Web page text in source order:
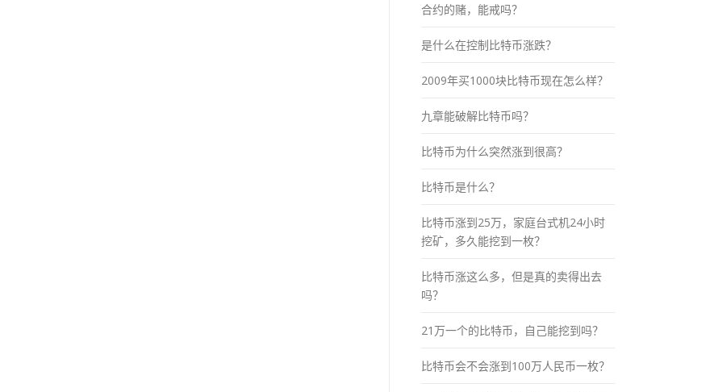
合约的赌，能戒吗？
是什么在控制比特币涨跌？
2009年买1000块比特币现在怎么样？
九章能破解比特币吗？
比特币为什么突然涨到很高？
比特币是什么？
比特币涨到25万，家庭台式机24小时
挖矿，多久能挖到一枚？
比特币涨这么多，但是真的卖得出去
吗？
21万一个的比特币，自己能挖到吗？
比特币会不会涨到100万人民币一枚？